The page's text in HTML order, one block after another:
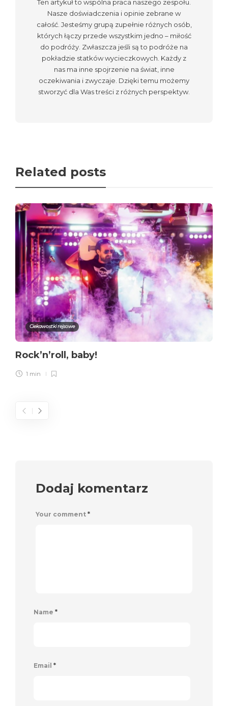
Ten artykuł to wspólna praca naszego zespołu.
Nasze doświadczenia i opinie zebrane w
całość. Jesteśmy grupą zupełnie różnych osób,
których łączy przede wszystkim jedno – miłość
do podróży. Zwłaszcza jeśli są to podróże na
pokładzie statków wycieczkowych. Każdy z
nas ma inne spojrzenie na świat, inne
oczekiwania i zwyczaje. Dzięki temu możemy
stworzyć dla Was treści z różnych perspektyw.
Related posts
Ciekawostki rejsowe
Rock’n’roll, baby!
1 min
Dodaj komentarz
Your comment *
Name *
Email *